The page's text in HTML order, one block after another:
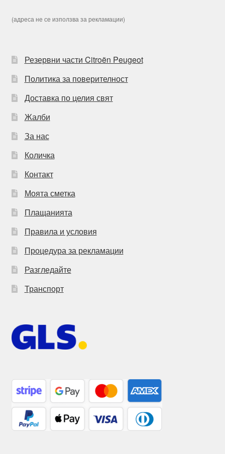
(адреса не се използва за рекламации)
Резервни части Citroën Peugeot
Политика за поверителност
Доставка по целия свят
Жалби
За нас
Количка
Контакт
Моята сметка
Плащанията
Правила и условия
Процедура за рекламации
Разгледайте
Транспорт